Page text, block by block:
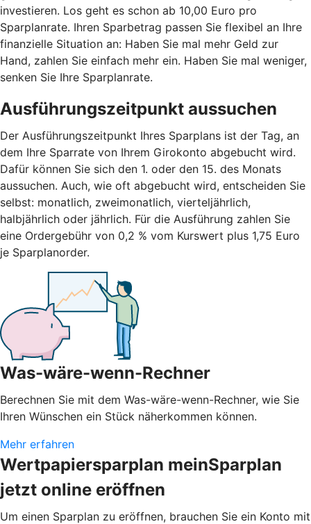
investieren. Los geht es schon ab 10,00 Euro pro
Sparplanrate. Ihren Sparbetrag passen Sie flexibel an Ihre
finanzielle Situation an: Haben Sie mal mehr Geld zur
Hand, zahlen Sie einfach mehr ein. Haben Sie mal weniger,
senken Sie Ihre Sparplanrate.
Ausführungszeitpunkt aussuchen
Der Ausführungszeitpunkt Ihres Sparplans ist der Tag, an
dem Ihre Sparrate von Ihrem Girokonto abgebucht wird.
Dafür können Sie sich den 1. oder den 15. des Monats
aussuchen. Auch, wie oft abgebucht wird, entscheiden Sie
selbst: monatlich, zweimonatlich, vierteljährlich,
halbjährlich oder jährlich. Für die Ausführung zahlen Sie
eine Ordergebühr von 0,2 % vom Kurswert plus 1,75 Euro
je Sparplanorder.
Was-wäre-wenn-Rechner
Berechnen Sie mit dem Was-wäre-wenn-Rechner, wie Sie
Ihren Wünschen ein Stück näherkommen können.
Mehr erfahren
Wertpapiersparplan meinSparplan
jetzt online eröffnen
Um einen Sparplan zu eröffnen, brauchen Sie ein Konto mit